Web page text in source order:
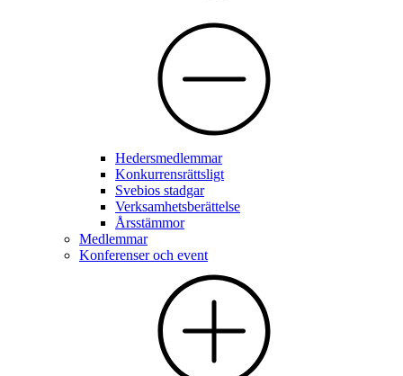
Hedersmedlemmar
Konkurrensrättsligt
Svebios stadgar
Verksamhetsberättelse
Årsstämmor
Medlemmar
Konferenser och event